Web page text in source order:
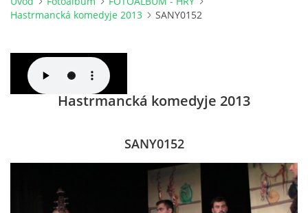
O NÁS
Hastrmancká komedyje 2013
SANY0152
Hastrmancká komedyje 2013
SANY0152